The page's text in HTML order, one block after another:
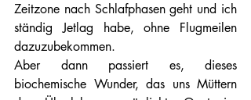
Zeitzone nach Schlafphasen geht und ich
ständig Jetlag habe, ohne Flugmeilen
dazuzubekommen.
Aber dann passiert es, dieses
biochemische Wunder, das uns Müttern